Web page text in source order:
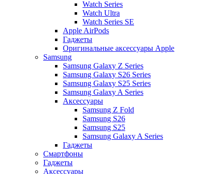
Watch Series
Watch Ultra
Watch Series SE
Apple AirPods
Гаджеты
Оригинальные аксессуары Apple
Samsung
Samsung Galaxy Z Series
Samsung Galaxy S26 Series
Samsung Galaxy S25 Series
Samsung Galaxy A Series
Аксессуары
Samsung Z Fold
Samsung S26
Samsung S25
Samsung Galaxy A Series
Гаджеты
Смартфоны
Гаджеты
Аксессуары